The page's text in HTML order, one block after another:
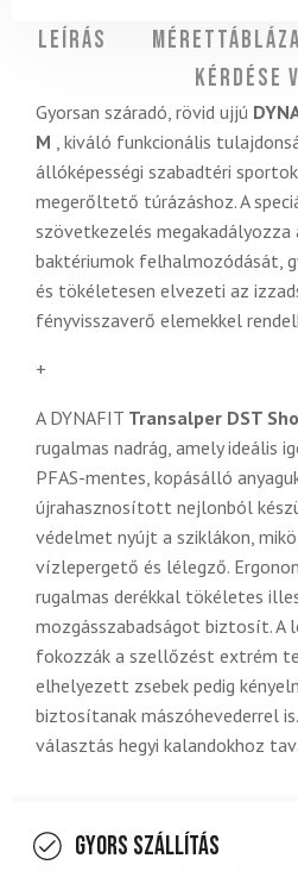
Leírás
Kérdése
Gyorsan száradó, rövid ujjú
M , kiváló funkcionális
állóképességi szabadtéri
megerőltető túrázáshoz. A
szövetkezelés megakadályozza
baktériumok felhalmozódását,
és tökéletesen elvezeti az
fényvisszaverő elemekkel
+
A DYNAFIT Transalper DST
rugalmas nadrág, amely ideális
PFAS-mentes, kopásálló
újrahasznosított nejlonból
védelmet nyújt a sziklákon,
vízlepergető és lélegző.
rugalmas derékkal tökéletes
mozgásszabadságot biztosít. A
fokozzák a szellőzést extrém
elhelyezett zsebek pedig
biztosítanak mászóhevederrel
választás hegyi kalandokhoz
Gyors szállítás